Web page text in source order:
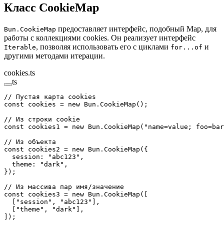
Класс CookieMap
Bun.CookieMap предоставляет интерфейс, подобный Map, для
работы с коллекциями cookies. Он реализует интерфейс
Iterable, позволяя использовать его с циклами for...of и
другими методами итерации.
cookies.ts
ts
// Пустая карта cookies
const cookies = new Bun. CookieMap ();
// Из строки cookie
const cookies1 = new Bun. CookieMap ( "name=value;
// Из объекта
const cookies2 = new Bun. CookieMap ({
  session:
"abc123" ,
  theme:
"dark" ,
});
// Из массива пар имя/значение
const cookies3 = new Bun. CookieMap ([
  [
"session" , "abc123" ],
  [
"theme" , "dark" ],
]);